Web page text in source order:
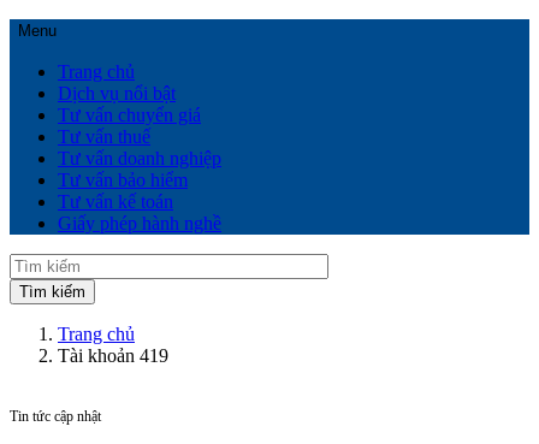
Menu
Trang chủ
Dịch vụ nổi bật
Tư vấn chuyển giá
Tư vấn thuế
Tư vấn doanh nghiệp
Tư vấn bảo hiểm
Tư vấn kế toán
Giấy phép hành nghề
Trang chủ
Tài khoản 419
Tin tức cập nhật